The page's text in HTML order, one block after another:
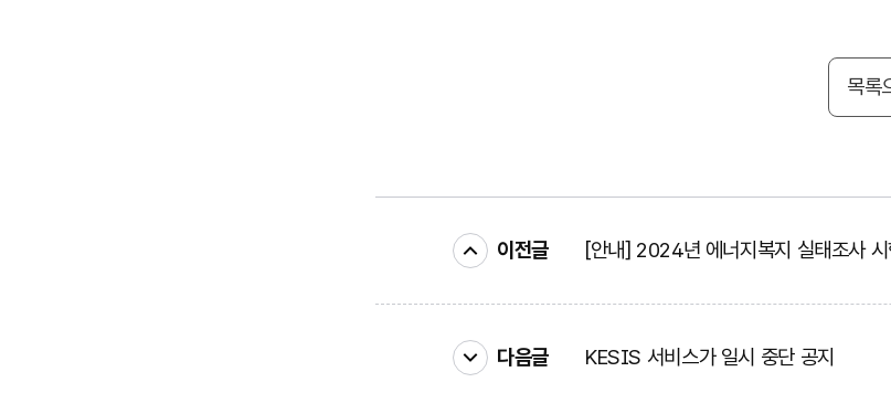
목록
이전글 [안내] 2024년 에너지복지 실태조사 시
다음글 KESIS 서비스가 일시 중단 공지